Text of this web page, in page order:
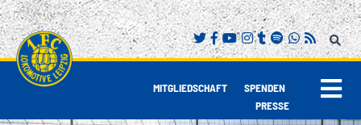
MITGLIEDSCHAFT| SPENDEN |
PRESSE